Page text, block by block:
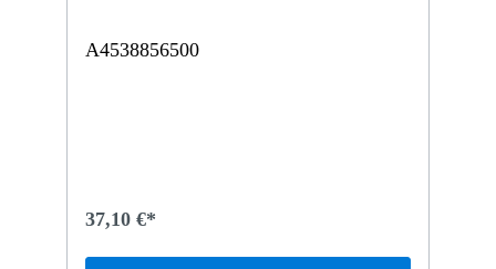
A4538856500
37,10 €*